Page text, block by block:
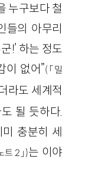
누구보다 철
들의 아무리
!’ 하는 정도
없어”(「밀
라도 세계적
될 듯하다.
충분히 세
트 2」)는 이야